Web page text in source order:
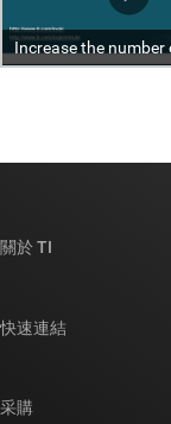
關於 TI
快速連結
采購